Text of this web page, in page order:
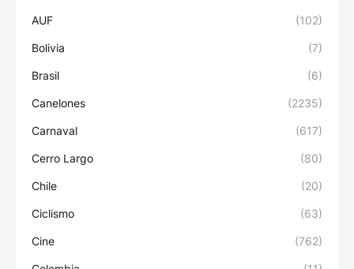
AUF (102)
Bolivia (7)
Brasil (6)
Canelones (2235)
Carnaval (617)
Cerro Largo (80)
Chile (20)
Ciclismo (63)
Cine (762)